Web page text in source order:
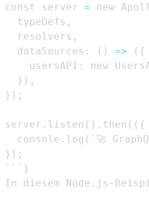
const server = new
  typeDefs
,
  resolvers
,
  dataSources
: ( ) => ( {
    usersAPI
: new
} ) ,
} ) ;
server . listen ( ) . then ( ( {
  console
. log ( `🚀
} ) ;
``` }
In diesem Node . js -